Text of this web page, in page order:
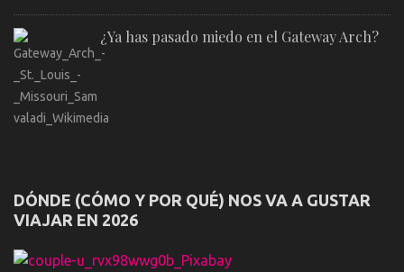
¿Ya has pasado miedo en el Gateway Arch?
DÓNDE (CÓMO Y POR QUÉ) NOS VA A GUSTAR
VIAJAR EN 2026